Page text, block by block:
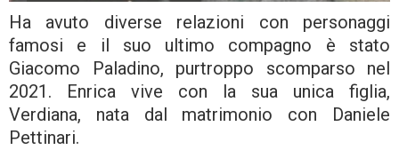
Ha avuto diverse relazioni con personaggi
famosi e il suo ultimo compagno è stato
Giacomo Paladino, purtroppo scomparso nel
2021. Enrica vive con la sua unica figlia,
Verdiana, nata dal matrimonio con Daniele
Pettinari.